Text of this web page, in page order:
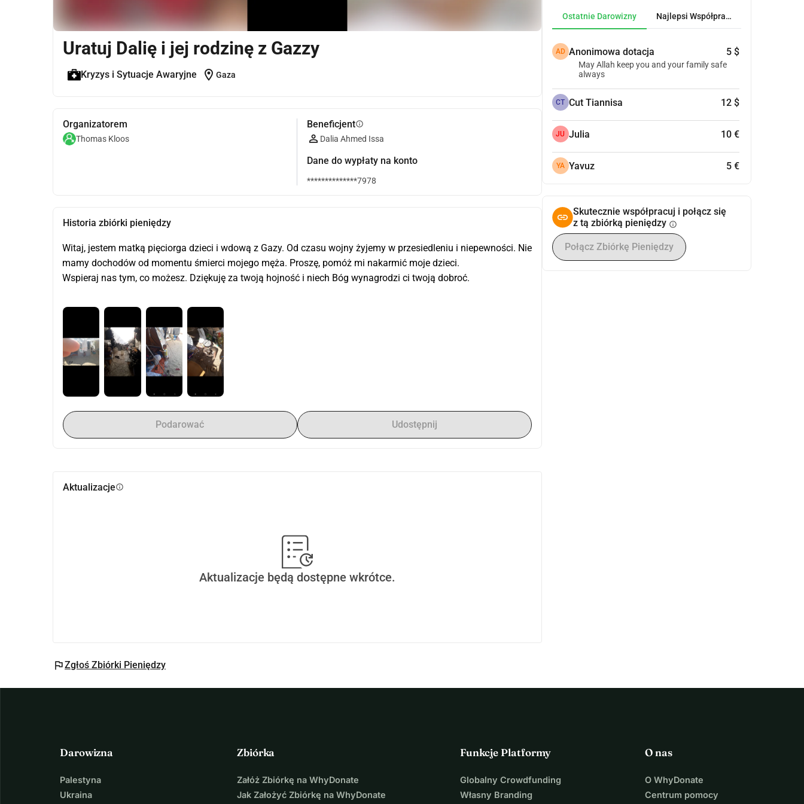
Uratuj Dalię i jej rodzinę z Gazzy
Kryzys i Sytuacje Awaryjne location_on Gaza
Organizatorem
Thomas Kloos
Beneficjentinfo
Dalia Ahmed Issa
Dane do wypłaty na konto
**************7978
Historia zbiórki pieniędzy
Witaj, jestem matką pięciorga dzieci i wdową z Gazy. Od czasu wojny żyjemy w przesiedleniu i niepewności. Nie
mamy dochodów od momentu śmierci mojego męża. Proszę, pomóż mi nakarmić moje dzieci.
Wspieraj nas tym, co możesz. Dziękuję za twoją hojność i niech Bóg wynagrodzi ci twoją dobroć.
Podarować Udostępnij
Aktualizacjeinfo
Aktualizacje będą dostępne wkrótce.
flagZgłoś Zbiórki Pieniędzy
Ostatnie Darowizny Najlepsi Współpracownicy
AD Anonimowa dotacja 5 $
May Allah keep you and your family safe
always
CT Cut Tiannisa 12 $
JU Julia 10 €
YA Yavuz 5 €
Skutecznie współpracuj i połącz się
z tą zbiórką pieniędzy info
Połącz Zbiórkę Pieniędzy
Darowizna
Palestyna
Ukraina
Zbiórka
Załóż Zbiórkę na WhyDonate
Jak Założyć Zbiórkę na WhyDonate
Funkcje Platformy
Globalny Crowdfunding
Własny Branding
O nas
O WhyDonate
Centrum pomocy